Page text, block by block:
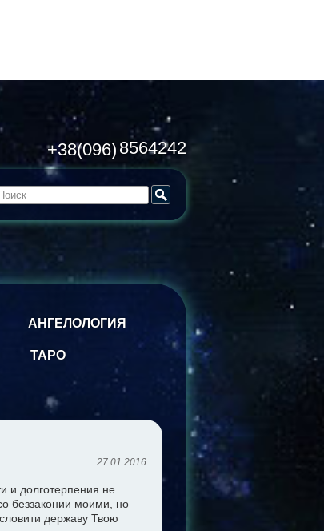
+38(096) 8564242
АНГЕЛОЛОГИЯ
ТАРО
27.01.2016
и долготерпения не
беззаконии моими, но
державу Твою